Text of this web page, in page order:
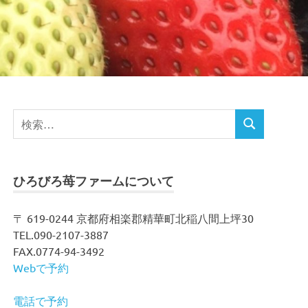
検
索
検
索
ひろびろ苺ファームについて
〒 619-0244 京都府相楽郡精華町北稲八間上坪30
TEL.090-2107-3887
FAX.0774-94-3492
Webで予約
電話で予約